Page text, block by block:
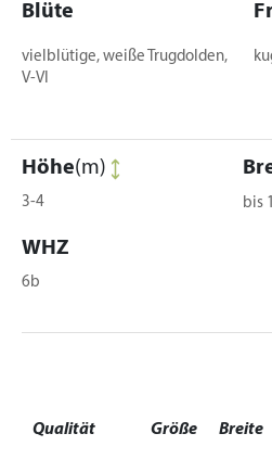
Blüte
vielblütige, weiße Trugdolden,
V-VI
Höhe(m)
3-4 bis
WHZ
6b
Qualität Größe Breite